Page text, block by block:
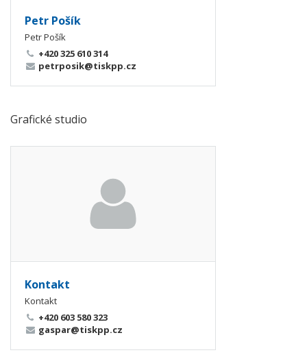
Petr Pošík
Petr Pošík
+420 325 610 314
petrposik@tiskpp.cz
Grafické studio
Kontakt
Kontakt
+420 603 580 323
gaspar@tiskpp.cz